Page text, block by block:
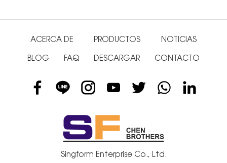
ACERCA DE PRODUCTOS NOTICIAS
BLOG FAQ DESCARGAR CONTACTO
Singform Enterprise Co., Ltd.